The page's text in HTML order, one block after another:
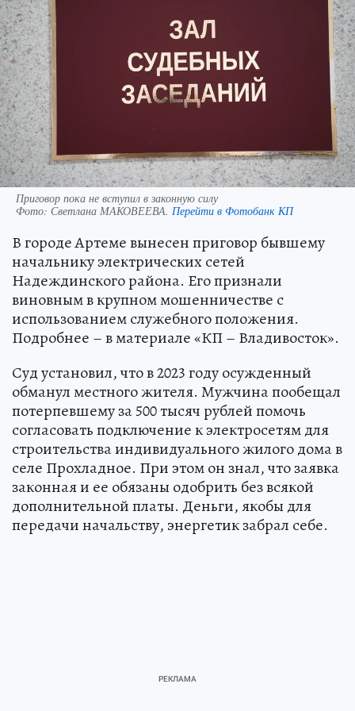
Приговор пока не вступил в законную силу
Фото: Светлана МАКОВЕЕВА. Перейти в Фотобанк КП
В городе Артеме вынесен приговор бывшему
начальнику электрических сетей
Надеждинского района. Его признали
виновным в крупном мошенничестве с
использованием служебного положения.
Подробнее – в материале «КП – Владивосток».
Суд установил, что в 2023 году осужденный
обманул местного жителя. Мужчина пообещал
потерпевшему за 500 тысяч рублей помочь
согласовать подключение к электросетям для
строительства индивидуального жилого дома в
селе Прохладное. При этом он знал, что заявка
законная и ее обязаны одобрить без всякой
дополнительной платы. Деньги, якобы для
передачи начальству, энергетик забрал себе.